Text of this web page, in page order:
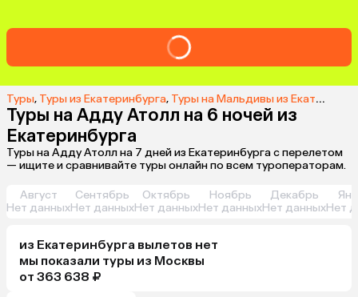
Туры, Туры из Екатеринбурга, Туры на Мальдивы из Екатеринбурга
Туры на Адду Атолл на 6 ночей из
Екатеринбурга
Туры на Адду Атолл на 7 дней из Екатеринбурга с перелетом
— ищите и сравнивайте туры онлайн по всем туроператорам.
Август
Нет данных
Сентябрь
Нет данных
Октябрь
Нет данных
Ноябрь
Нет данных
Декабрь
Нет данныхНет
из Екатеринбурга вылетов нет
мы показали туры из Москвы
от 363 638 ₽